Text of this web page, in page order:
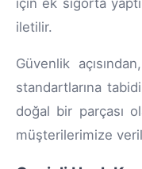
için ek sigorta
iletilir.
Güvenlik
standartlarına
doğal bir parçası
müşterilerimize